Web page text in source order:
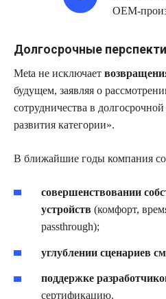
Долгосрочные
Meta не исключает
будущем, заявляя о
сотрудничества в
развития категории».
В ближайшие годы компания
совершенствовании
устройств (комфорт,
passthrough);
углублении сценариев
поддержке
сертификацию.